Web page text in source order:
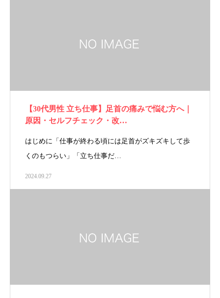
【30代男性 立ち仕事】足首の痛みで悩む方へ｜
原因・セルフチェック・改…
はじめに「仕事が終わる頃には足首がズキズキして歩
くのもつらい」「立ち仕事だ…
2024.09.27